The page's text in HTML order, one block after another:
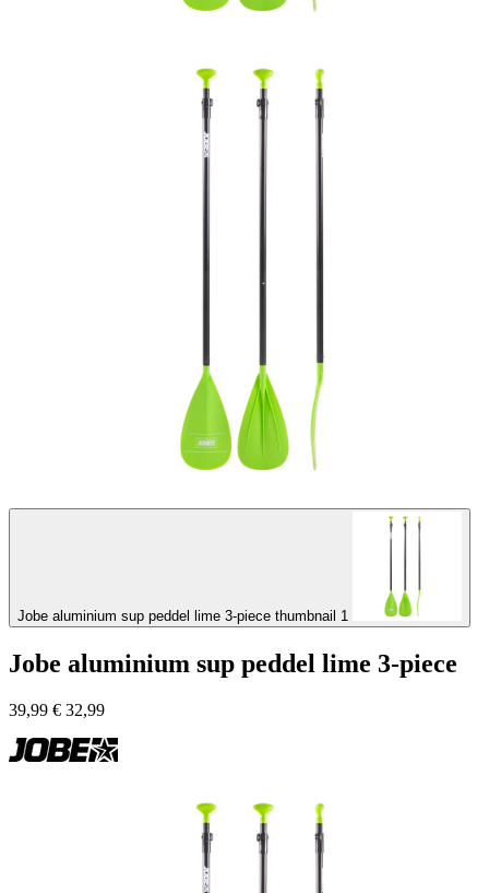
Jobe aluminium sup peddel lime 3-piece thumbnail 1
Jobe aluminium sup peddel lime 3-piece
39,99 € 32,99